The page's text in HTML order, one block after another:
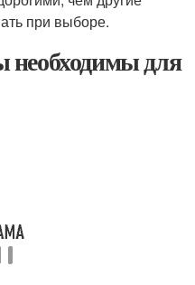
при выборе.
необходимы для